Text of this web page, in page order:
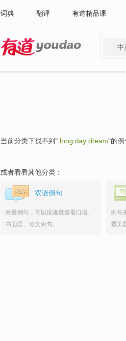
词典 翻译 有道精品课
中
当前分类下找不到" long day dream"的例
或者看看其他分类：
双语例句
海量例句，可以按难度查看口语、
书面语、论文例句。
例句
看美